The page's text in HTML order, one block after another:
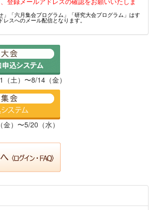
」「六月集会プログラム」「研究大会プログラム」はす
レスへのメール配信となります。
（土）〜8/14（金）
金）〜5/20（水）